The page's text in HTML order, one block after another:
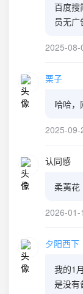
百度搜
员无
2025-08-
栗子
哈哈，
2025-09-
认同感
柔荑花
2026-01-
夕阳西下
我的1
是没有